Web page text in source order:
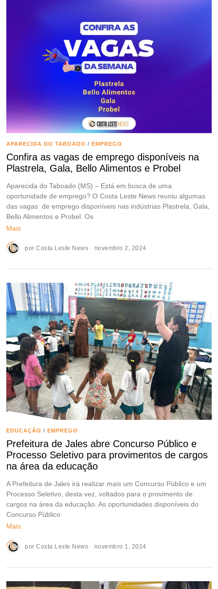
APARECIDA DO TABOADO / EMPREGO
Confira as vagas de emprego disponíveis na
Plastrela, Gala, Bello Alimentos e Probel
Aparecida do Taboado (MS) – Está em busca de uma
oportunidade de emprego? O Costa Leste News reuniu algumas
das vagas de emprego disponíveis nas indústrias Plastrela, Gala,
Bello Alimentos e Probel. Os
Mais
porCosta Leste News novembro 2, 2024
EDUCAÇÃO / EMPREGO
Prefeitura de Jales abre Concurso Público e
Processo Seletivo para provimentos de cargos
na área da educação
A Prefeitura de Jales irá realizar mais um Concurso Público e um
Processo Seletivo, desta vez, voltados para o provimento de
cargos na área da educação. As oportunidades disponíveis do
Concurso Público
Mais
porCosta Leste News novembro 1, 2024